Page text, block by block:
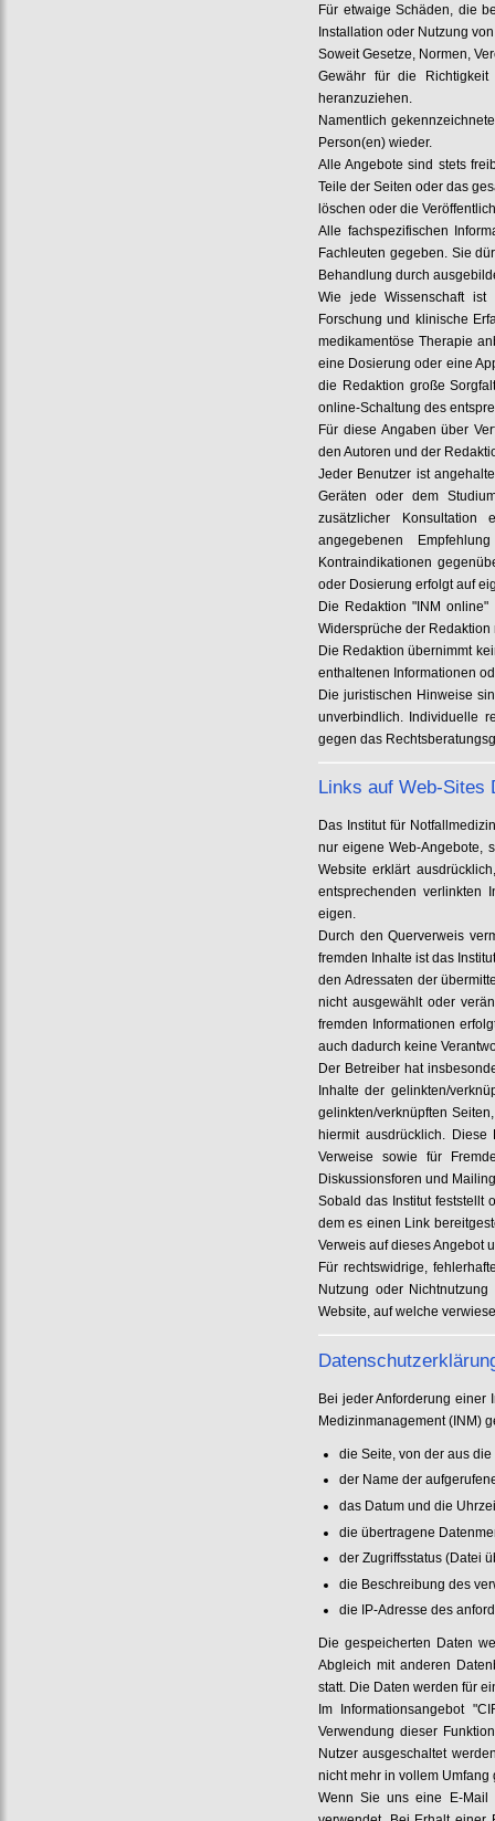
Für etwaige Schäden, die
Installation oder Nutzung
Soweit Gesetze, Normen,
Gewähr für die
heranzuziehen.
Namentlich
Person(en) wieder.
Alle Angebote sind stets
Teile der Seiten oder das
löschen oder die
Alle fachspezifischen
Fachleuten gegeben. Sie
Behandlung durch
Wie jede Wissenschaft ist
Forschung und klinische
medikamentöse Therapie
eine Dosierung oder eine
die Redaktion große
online-Schaltung des
Für diese Angaben über
den Autoren und der
Jeder Benutzer ist
Geräten oder dem
zusätzlicher
angegebenen
Kontraindikationen
oder Dosierung erfolgt auf
Die Redaktion "INM
Widersprüche der Redaktion
Die Redaktion übernimmt
enthaltenen Informationen
Die juristischen Hinweise
unverbindlich. Individuelle
gegen das
Links auf Web-Sites
Das Institut für
nur eigene Web-Angebote,
Website erklärt
entsprechenden verlinkten
eigen.
Durch den Querverweis
fremden Inhalte ist das
den Adressaten der
nicht ausgewählt oder
fremden Informationen
auch dadurch keine
Der Betreiber hat
Inhalte der gelinkten/
gelinkten/verknüpften
hiermit ausdrücklich.
Verweise sowie für
Diskussionsforen und
Sobald das Institut feststellt
dem es einen Link
Verweis auf dieses Angebot
Für rechtswidrige,
Nutzung oder
Website, auf welche
Bei jeder Anforderung einer
Medizinmanagement (INM)
die Seite, von der aus
der Name der
das Datum und die
die übertragene
der Zugriffsstatus (Datei
die Beschreibung des
die IP-Adresse des
Die gespeicherten Daten
Abgleich mit anderen
statt. Die Daten werden für
Im Informationsangebot
Verwendung dieser
Nutzer ausgeschaltet
nicht mehr in vollem Umfang
Wenn Sie uns eine E-Mail